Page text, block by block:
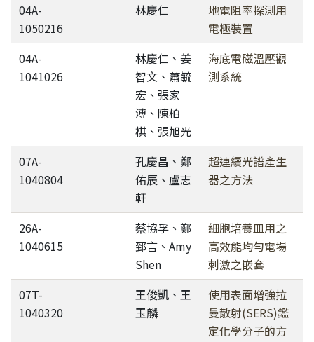
04A-
1050216
林慶仁
地電阻率探測用
電極裝置
04A-
1041026
林慶仁、姜
智文、蕭毓
宏、張家
溥、陳柏
棋、張旭光
海底電磁溫壓觀
測系統
07A-
1040804
孔慶昌、鄭
佑辰、盧志
軒
超連續光譜產生
器之方法
26A-
1040615
蔡協孚、鄭
郅言、Amy
Shen
細胞培養皿用之
高效能均勻電場
刺激之嵌套
07T-
1040320
王俊凱、王
玉麟
使用表面增強拉
曼散射(SERS)鑑
定化學分子的方